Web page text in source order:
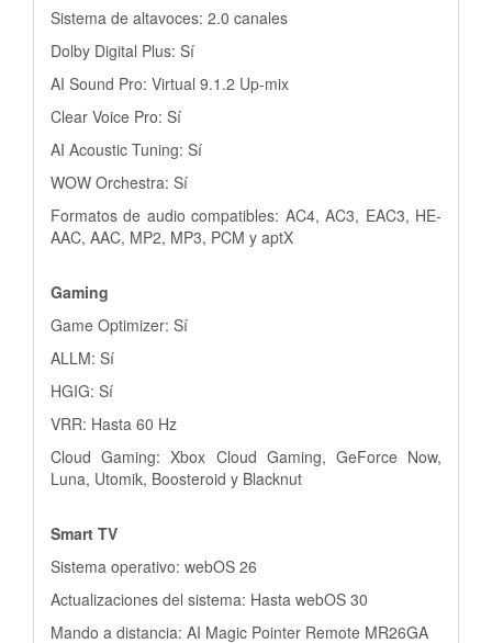
Sistema de altavoces: 2.0 canales
Dolby Digital Plus: Sí
AI Sound Pro: Virtual 9.1.2 Up-mix
Clear Voice Pro: Sí
AI Acoustic Tuning: Sí
WOW Orchestra: Sí
Formatos de audio compatibles: AC4, AC3, EAC3, HE-
AAC, AAC, MP2, MP3, PCM y aptX
Gaming
Game Optimizer: Sí
ALLM: Sí
HGIG: Sí
VRR: Hasta 60 Hz
Cloud Gaming: Xbox Cloud Gaming, GeForce Now,
Luna, Utomik, Boosteroid y Blacknut
Smart TV
Sistema operativo: webOS 26
Actualizaciones del sistema: Hasta webOS 30
Mando a distancia: AI Magic Pointer Remote MR26GA